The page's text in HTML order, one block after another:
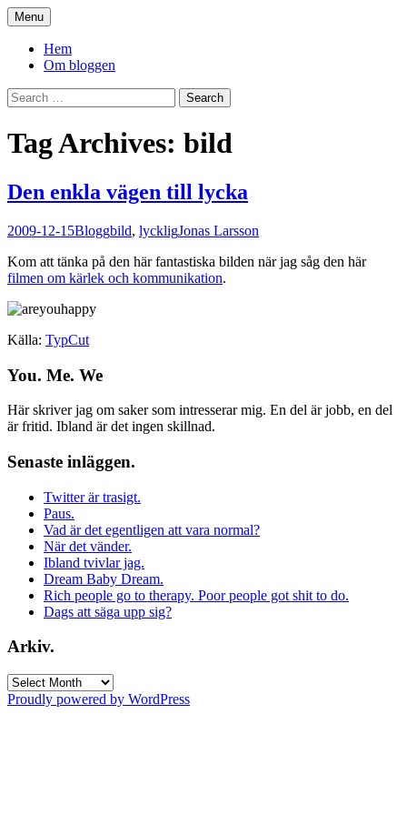
Skip
to
content
You. Me. We.
Menu
Hem
Om bloggen
Search
for:
Tag Archives: bild
Den enkla vägen till lycka
2009-12-15Bloggbild, lyckligJonas Larsson
Kom att tänka på den här fantastiska bilden när jag såg den här
filmen om kärlek och kommunikation.
Källa: TypCut
You. Me. We
Här skriver jag om saker som intresserar mig. En del är jobb, en del
är fritid. Ibland är det ingen skillnad.
Senaste inläggen.
Twitter är trasigt.
Paus.
Vad är det egentligen att vara normal?
När det vänder.
Ibland tvivlar jag.
Dream Baby Dream.
Rich people go to therapy. Poor people got shit to do.
Dags att säga upp sig?
Arkiv.
Arkiv.
Proudly powered by WordPress